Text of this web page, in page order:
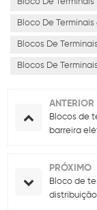
Bloco De
Bloco De Terminais
Blocos De
Blocos De
ANTERIOR
Blocos de
barreira
PRÓXIMO
Bloco de